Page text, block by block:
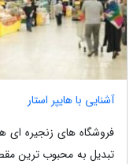
آشنایی با هایپر استار
فروشگاه های زنجیره ای
تبدیل به محبوب ترین